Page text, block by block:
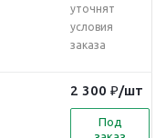
уточнят
условия
заказа
2 300 ₽/шт
Под